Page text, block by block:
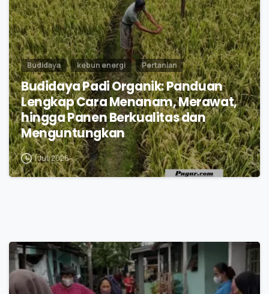
Budidaya kebun energi Pertanian
Budidaya Padi Organik: Panduan
Lengkap Cara Menanam, Merawat,
hingga Panen Berkualitas dan
Menguntungkan
1 Juli 2026